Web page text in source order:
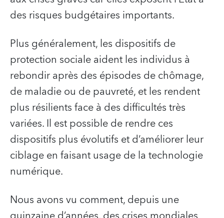
des risques budgétaires importants.
Plus généralement, les dispositifs de
protection sociale aident les individus à
rebondir après des épisodes de chômage,
de maladie ou de pauvreté, et les rendent
plus résilients face à des difficultés très
variées. Il est possible de rendre ces
dispositifs plus évolutifs et d’améliorer leur
ciblage en faisant usage de la technologie
numérique.
Nous avons vu comment, depuis une